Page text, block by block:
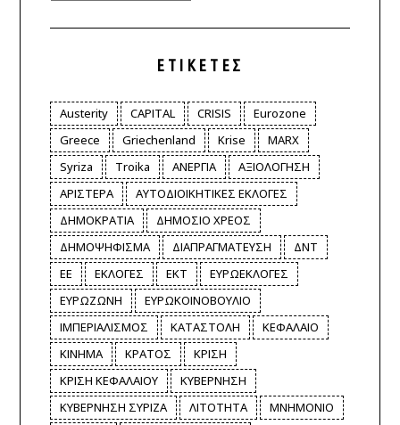
ΕΤΙΚΈΤΕΣ
Austerity CAPITAL CRISIS
Eurozone
Greece
Griechenland Krise
MARX
Syriza
Troika ΑΝΕΡΓΙΑ
ΑΞΙΟΛΟΓΗΣΗ
ΑΡΙΣΤΕΡΑ
ΑΥΤΟΔΙΟΙΚΗΤΙΚΕΣ ΕΚΛΟΓΕΣ
ΔΗΜΟΚΡΑΤΙΑ
ΔΗΜΟΣΙΟ ΧΡΕΟΣ
ΔΗΜΟΨΗΦΙΣΜΑ
ΔΙΑΠΡΑΓΜΑΤΕΥΣΗ
ΔΝΤ
ΕΕ
ΕΚΛΟΓΕΣ ΕΚΤ
ΕΥΡΩΕΚΛΟΓΕΣ
ΕΥΡΩΖΩΝΗ
ΕΥΡΩΚΟΙΝΟΒΟΥΛΙΟ
ΙΜΠΕΡΙΑΛΙΣΜΟΣ
ΚΑΤΑΣΤΟΛΗ
ΚΕΦΑΛΑΙΟ
ΚΙΝΗΜΑ
ΚΡΑΤΟΣ
ΚΡΙΣΗ
ΚΡΙΣΗ ΚΕΦΑΛΑΙΟΥ
ΚΥΒΕΡΝΗΣΗ
ΚΥΒΕΡΝΗΣΗ ΣΥΡΙΖΑ
ΛΙΤΟΤΗΤΑ
ΜΝΗΜΟΝΙΟ